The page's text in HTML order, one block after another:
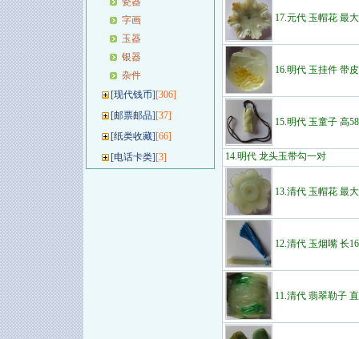
字画
玉器
银器
杂件
[现代钱币][306]
[邮票邮品][37]
[纸类收藏][66]
[电话卡类][3]
17.元代 玉帽花 最
16.明代 玉挂件 带
15.明代 玉童子 高
14.明代 龙头玉带勾一对
13.清代 玉帽花 最
12.清代 玉烟嘴 长
11.清代 翡翠勒子